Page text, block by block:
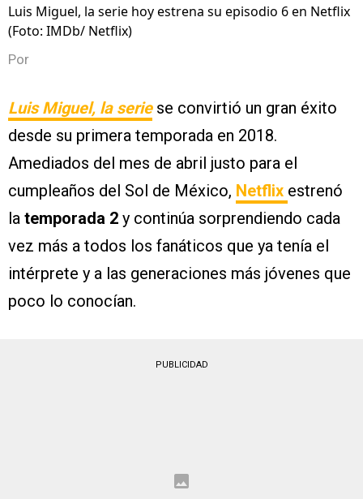
Luis Miguel, la serie hoy estrena su episodio 6 en Netflix
(Foto: IMDb/ Netflix)
Por
Luis Miguel, la serie se convirtió un gran éxito
desde su primera temporada en 2018.
Amediados del mes de abril justo para el
cumpleaños del Sol de México, Netflix estrenó
la temporada 2 y continúa sorprendiendo cada
vez más a todos los fanáticos que ya tenía el
intérprete y a las generaciones más jóvenes que
poco lo conocían.
PUBLICIDAD